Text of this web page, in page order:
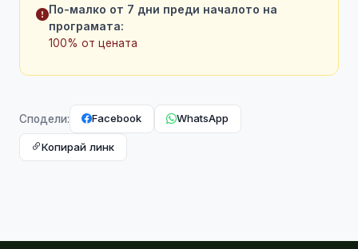
По-малко от 7 дни преди началото на
програмата:
100% от цената
Сподели: Facebook WhatsApp
Копирай линк